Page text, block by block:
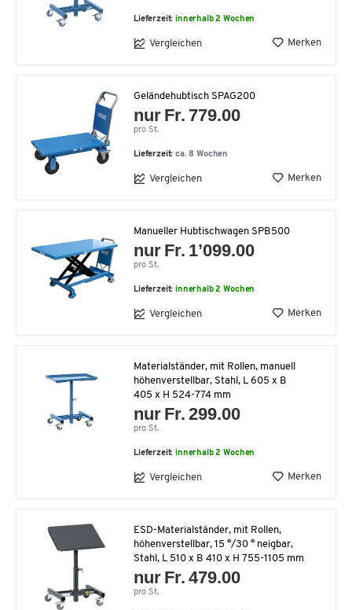
Lieferzeit:innerhalb 2 Wochen
Vergleichen Merken
Geländehubtisch SPAG200
nur Fr. 779.00
pro St.
Lieferzeit:ca. 8 Wochen
Vergleichen Merken
Manueller Hubtischwagen SPB500
nur Fr. 1’099.00
pro St.
Lieferzeit:innerhalb 2 Wochen
Vergleichen Merken
Materialständer, mit Rollen, manuell
höhenverstellbar, Stahl, L 605 x B
405 x H 524-774 mm
nur Fr. 299.00
pro St.
Lieferzeit:innerhalb 2 Wochen
Vergleichen Merken
ESD-Materialständer, mit Rollen,
höhenverstellbar, 15 °/30 ° neigbar,
Stahl, L 510 x B 410 x H 755-1105 mm
nur Fr. 479.00
pro St.